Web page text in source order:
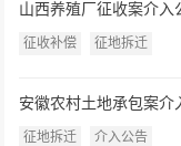
山西养殖厂征收案介入
就只给三万九？山西养
征收补偿 征地拆迁
安徽农村土地承包案介
被多认3.1亩？盛廷律
征地拆迁 介入公告